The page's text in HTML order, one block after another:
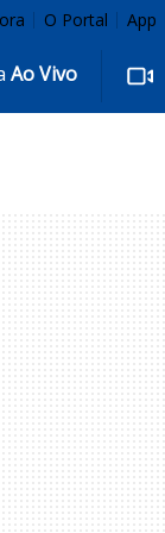
O Portal App
Ao Vivo